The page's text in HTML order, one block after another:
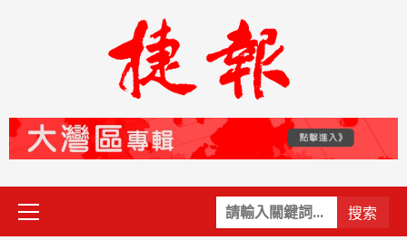
關
鍵
Primary
Menu